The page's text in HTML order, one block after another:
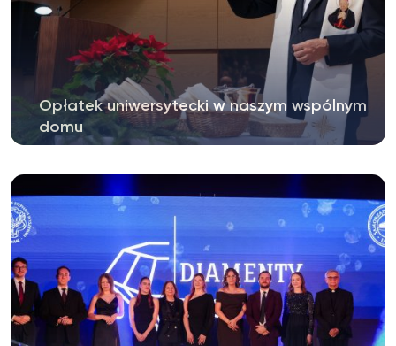
Opłatek uniwersytecki w naszym wspólnym
domu